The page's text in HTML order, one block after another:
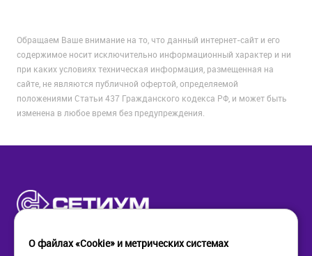
Обращаем Ваше внимание на то, что данный интернет-сайт и его
содержимое носит исключительно информационный характер и ни
при каких условиях техническая информация, размещенная на
сайте, не являются публичной офертой, определяемой
положениями Статьи 437 Гражданского кодекса РФ, и может быть
изменена в любое время без предупреждения.
О файлах «Cookie» и метрических системах